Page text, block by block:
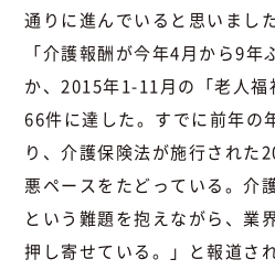
通りに進んでいると思いまし
「介護報酬が今年4月から9
か、2015年1-11月の「老人
66件に達した。すでに前年の
り、介護保険法が施行された
悪ペースをたどっている。介
という難題を抱えながら、業
押し寄せている。」と報道さ